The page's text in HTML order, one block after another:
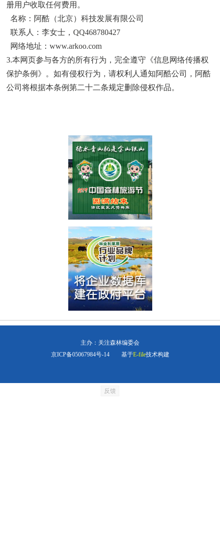
册用户收取任何费用。
名称：阿酷（北京）科技发展有限公司
联系人：李女士，QQ468780427
网络地址： www.arkoo.com
3.本网页参与各方的所有行为，完全遵守《信息网络传播权
保护条例 》。如有侵权行为，请权利人通知阿酷公司，阿酷
公司将根据本条例第二十二条规定删除侵权作品。
主办：关注森林编委会
京ICP备05067984号-14基于E-file技术构建
反馈